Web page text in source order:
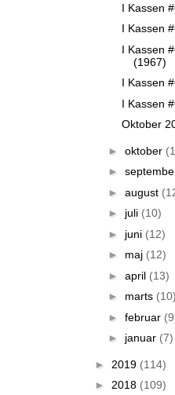
I Kassen
I Kassen
I Kassen
(1967)
I Kassen
I Kassen
Oktober
► oktober
►
► august
► juli (10)
► juni (12)
► maj (12)
► april (13)
► marts (10)
► februar
► januar (7)
► 2019 (114)
► 2018 (109)